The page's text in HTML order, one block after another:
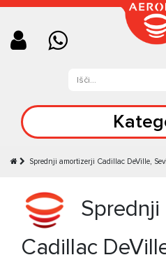
Sprednji amortizerji Cadillac DeVille,
Cadillac